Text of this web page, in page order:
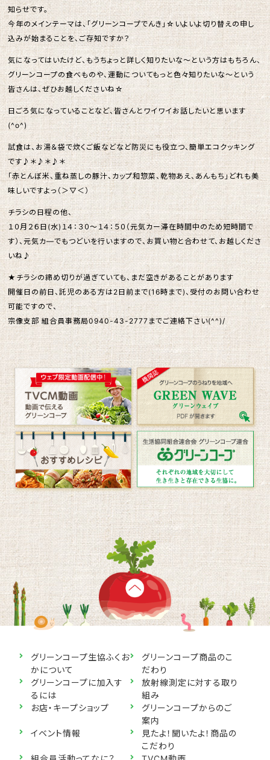
知らせです。
今年のメインテーマは、「グリーンコープでんき」☆いよいよ切り替えの申し
込みが始まることを、ご存知ですか？
気になってはいたけど、もうちょっと詳しく知りたいな～という方はもちろん、
グリーンコープの食べものや、運動についてもっと色々知りたいな～という
皆さんは、ぜひお越しくださいね☆
日ごろ気になっていることなど、皆さんとワイワイお話したいと思います
(^o^)
試食は、お湯＆袋で炊くご飯などなど防災にも役立つ、簡単エコクッキング
です♪＊♪＊♪＊
「赤とんぼ米、重ね蒸しの豚汁、カップ和惣菜、乾物あえ、あんもち」どれも美
味しいですよっ（＞▽＜）
チラシの日程の他、
１０月２６日(水)１４：３０～１４：５０（元気カー滞在時間中のため短時間で
す）、元気カ―でもつどいを行いますので、お買い物と合わせて、お越しくださ
いね♪
★チラシの締め切りが過ぎていても、まだ空きがあることがあります
開催日の前日、託児のある方は2日前まで(16時まで)、受付のお問い合わせ
可能ですので、
宗像支部 組合員事務局0940-43-2777までご連絡下さい(^^)/
グリーンコープ生協ふくお
かについて
グリーンコープ商品のこ
だわり
グリーンコープに加入す
るには
放射線測定に対する取り
組み
お店・キープショップ
グリーンコープからのご
案内
イベント情報
見たよ！聞いたよ！商品の
こだわり